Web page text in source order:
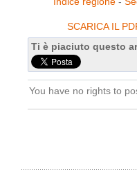
SCARICA IL
Ti è piaciuto questo
You have no rights to